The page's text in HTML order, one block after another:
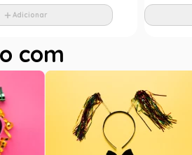
Adicionar
com